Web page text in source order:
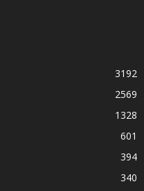
3192
2569
1328
601
394
340